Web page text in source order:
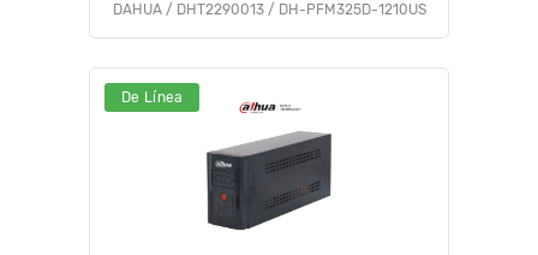
estable y seguro.
DAHUA / DHT2290013 / DH-PFM325D-1210US
De Línea